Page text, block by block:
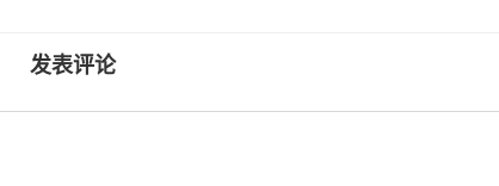
发表评论